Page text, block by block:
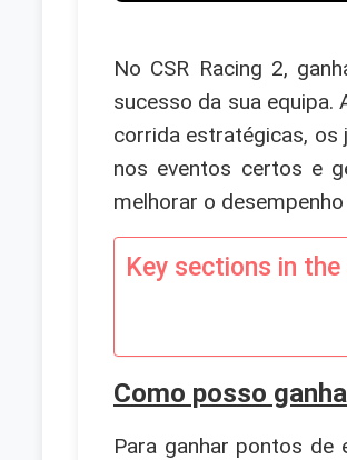
No CSR Racing 2,
sucesso da sua
corrida estratégicas, os
nos eventos certos e
melhorar o
Key sections in
Como posso
Para ganhar pontos